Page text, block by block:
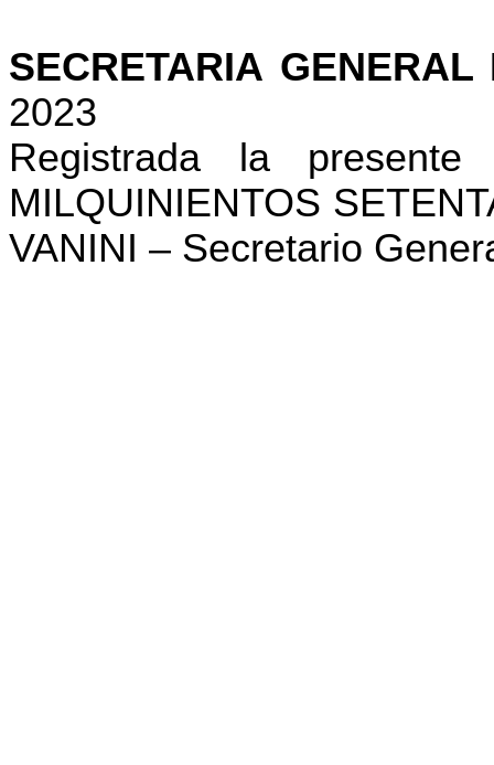
SECRETARIA
2023
Registrada la
MILQUINIENTOS
VANINI – Secretario